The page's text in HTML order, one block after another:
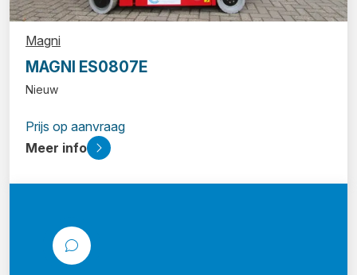
Magni
MAGNI ES0807E
Nieuw
Prijs op aanvraag
Meer info